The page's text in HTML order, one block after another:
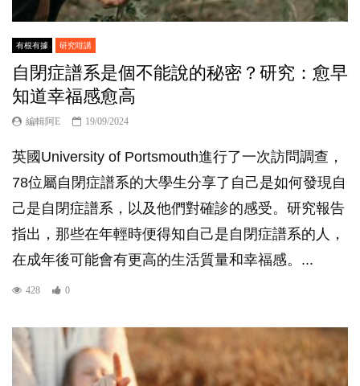
有根有據 研究咁講
自閉症譜系是個不能說的秘密？研究：愈早
知道幸福感愈高
編輯阿E 19/09/2024
英國University of Portsmouth進行了一次訪問調查，
78位屬自閉症譜系的大學生分享了自己是如何發現自
己是自閉症譜系，以及他們對確診的感受。研究報告
指出，那些在年輕時便得知自己是自閉症譜系的人，
在成年後可能會有更高的生活質量和幸福感。...
428 0